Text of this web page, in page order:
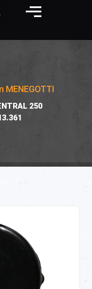
MENEGOTTI
250